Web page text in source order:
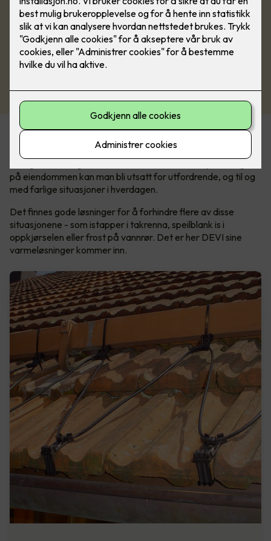
En trygg og mer komfortabel vinter
på eiendommen kan man bli utsatt for utfordrende, og til og
med farlige situasjoner i hverdagen.
Det finnes gode løsninger for å forhindre flere av disse
situasjonene - som istapper i takrenna, speilblank is i
oppkjørselen eller frost på vannrør. Det er her DEVI sine
varmeløsninger kommer inn.